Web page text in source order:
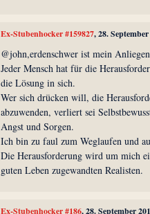
Ex-Stubenhocker #159827, 28.
@john,erdenschwer ist mein
Jeder Mensch hat für die
die Lösung in sich.
Wer sich drücken will, die
abzuwenden, verliert sei
Angst und Sorgen.
Ich bin zu faul zum Weglaufen und
Die Herausforderung wird um mich
guten Leben zugewandten Realisten.
Ex-Stubenhocker #186, 28. September